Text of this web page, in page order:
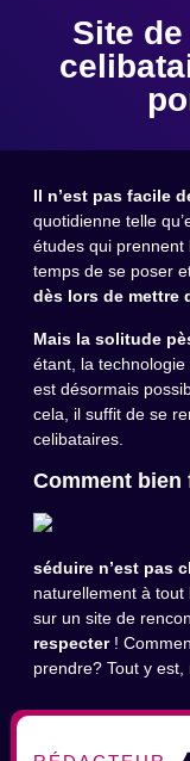
Site
Il n’est pas facile
quotidienne telle
études qui prennent
temps de se poser
dès lors de mettre
Mais la solitude
étant, la
est désormais
cela, il suffit de se
celibataires.
Comment bien
séduire n’est pas
naturellement à tout
sur un site de
respecter!
prendre? Tout y est,